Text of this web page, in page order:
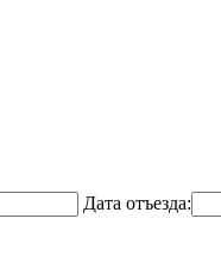
Дата отъезда: